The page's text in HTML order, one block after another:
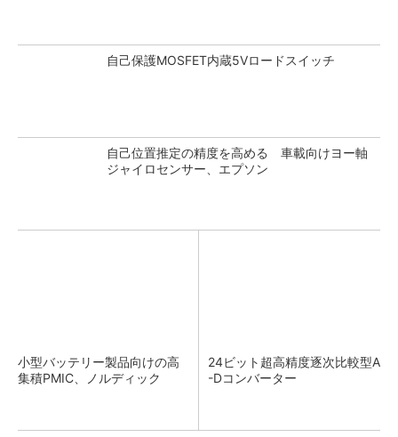
自己保護MOSFET内蔵5Vロードスイッチ
自己位置推定の精度を高める 車載向けヨー軸
ジャイロセンサー、エプソン
小型バッテリー製品向けの高
集積PMIC、ノルディック
24ビット超高精度逐次比較型A
-Dコンバーター